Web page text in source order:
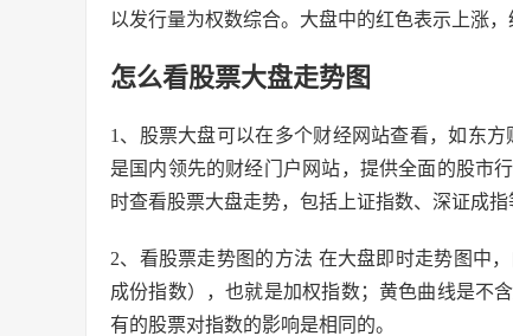
以发行量为权数综合。大盘中的红色表示上涨，
怎么看股票大盘走势图
1、股票大盘可以在多个财经网站查看，如东
是国内领先的财经门户网站，提供全面的股市
时查看股票大盘走势，包括上证指数、深证成指
2、看股票走势图的方法 在大盘即时走势图中
成份指数），也就是加权指数；黄色曲线是不
有的股票对指数的影响是相同的。